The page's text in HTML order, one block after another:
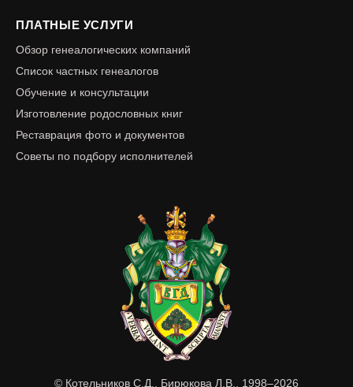
ПЛАТНЫЕ УСЛУГИ
Обзор генеалогических компаний
Список частных генеалогов
Обучение и консультации
Изготовление родословных книг
Реставрация фото и документов
Советы по подбору исполнителей
© Котельников С.Д., Бирюкова Л.В., 1998–2026